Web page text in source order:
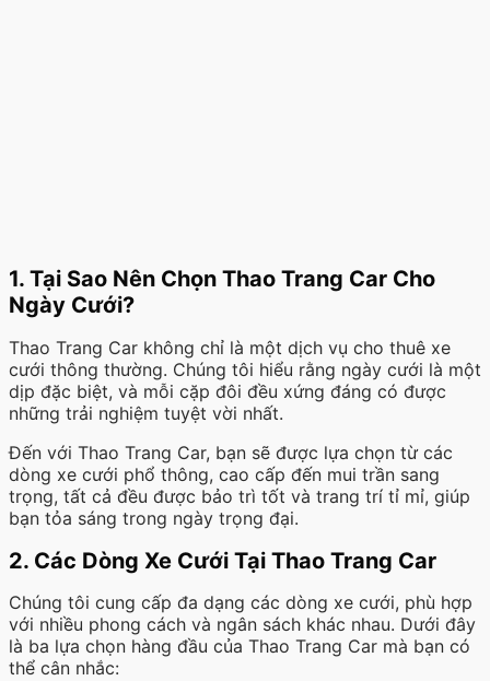
1. Tại Sao Nên Chọn Thao Trang Car Cho
Ngày Cưới?
Thao Trang Car không chỉ là một dịch vụ cho thuê xe
cưới thông thường. Chúng tôi hiểu rằng ngày cưới là một
dịp đặc biệt, và mỗi cặp đôi đều xứng đáng có được
những trải nghiệm tuyệt vời nhất.
Đến với Thao Trang Car, bạn sẽ được lựa chọn từ các
dòng xe cưới phổ thông, cao cấp đến mui trần sang
trọng, tất cả đều được bảo trì tốt và trang trí tỉ mỉ, giúp
bạn tỏa sáng trong ngày trọng đại.
2. Các Dòng Xe Cưới Tại Thao Trang Car
Chúng tôi cung cấp đa dạng các dòng xe cưới, phù hợp
với nhiều phong cách và ngân sách khác nhau. Dưới đây
là ba lựa chọn hàng đầu của Thao Trang Car mà bạn có
thể cân nhắc: